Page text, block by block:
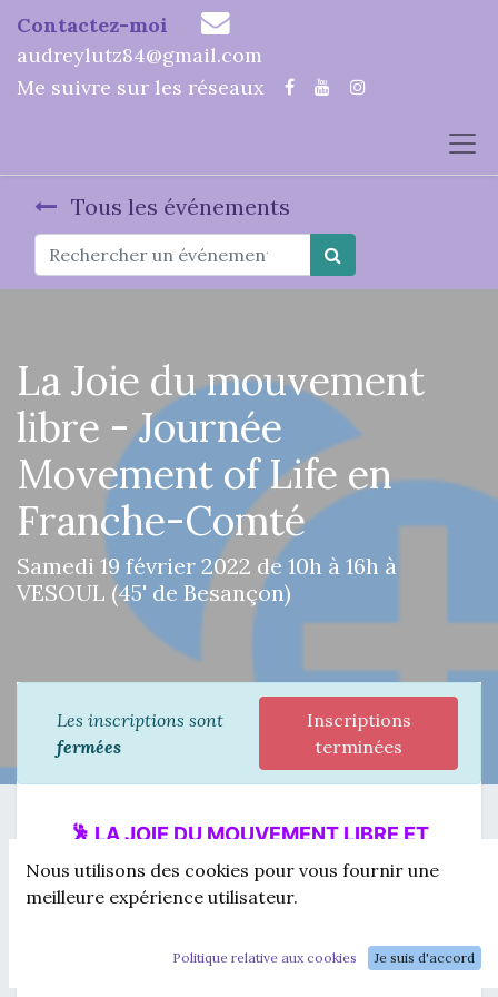
Contactez-moi
audreylutz84@gmail.com
Me suivre sur les réseaux
Tous les événements
La Joie du mouvement
libre - Journée
Movement of Life en
Franche-Comté
Samedi 19 février 2022 de 10h à 16h à
VESOUL (45' de Besançon)
Les inscriptions sont
fermées
Inscriptions
terminées
🕺 LA JOIE DU MOUVEMENT LIBRE ET
CONSCIENT 💃
Lâcher ses vieux conditionnements limitants
fluidité et de légèreté
Nous utilisons des cookies pour vous fournir une
meilleure expérience utilisateur.
Politique relative aux cookies Je suis d'accord